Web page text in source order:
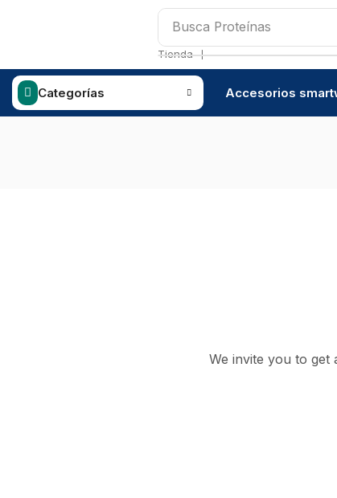
Busca Proteínas
Tienda ❘
Categorías Accesorios
We invite you to